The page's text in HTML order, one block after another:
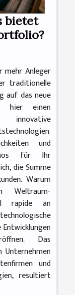
bietet
Anleger
traditionelle
auf das neue
hier einen
und
für Ihr
die Summe
Warum
Weltraum-
rapide an
Das
und
resultiert